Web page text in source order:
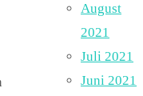
August
2021
Juli 2021
Juni 2021